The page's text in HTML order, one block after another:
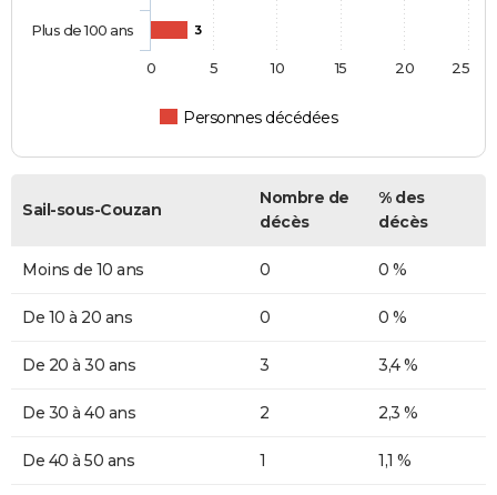
3
Personnes décédées
Plus de 100 ans
0 5 10 15 20 25
Sail-sous-Couzan
Nombre de
décès
% des
décès
Moins de 10 ans 0 0 %
De 10 à 20 ans 0 0 %
De 20 à 30 ans 3 3,4 %
De 30 à 40 ans 2 2,3 %
De 40 à 50 ans 1 1,1 %